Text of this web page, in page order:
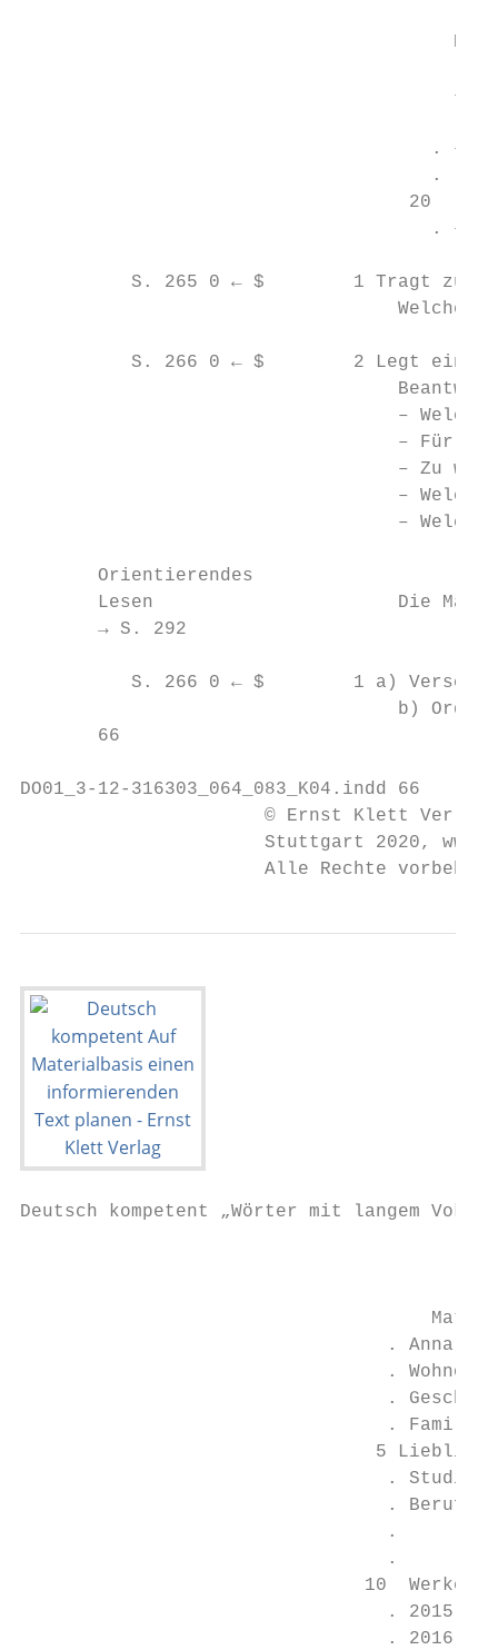
–
. –
.   •
20
. –
S. 265 0 ← $        1 Tragt
Welche
S. 266 0 ← $        2 Legt
–
– Für
– Zu
–
–
       Orientierendes
Lesen                      Die
       → S. 292
S. 266 0 ← $        1 a)
b)
       66
DO01_3-12-
© Ernst Klett
Stuttgart 2020,
Alle Rechte
Deutsch kompetent „Wörter mit langem
. Anna
.
.
.
5
.
. Beruf:
.
.
                               10  Werke:
. 2015
. 2016